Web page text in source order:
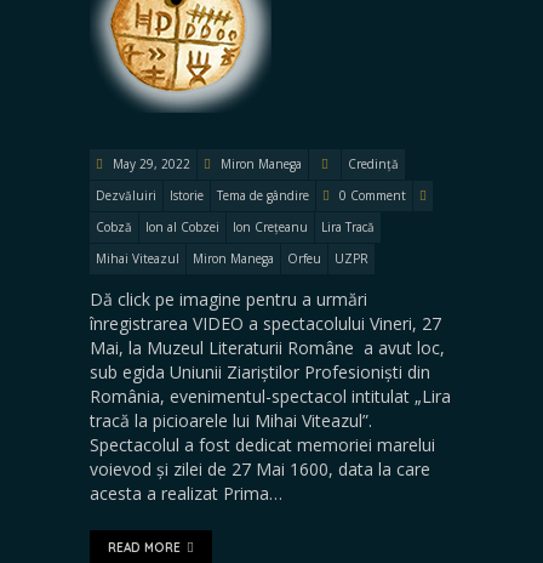
May 29, 2022 Miron Manega
Credință
Dezvăluiri
Istorie Tema de gândire
0 Comment
Cobză
Ion al Cobzei Ion Crețeanu
Lira Tracă
Mihai Viteazul
Miron Manega Orfeu UZPR
Dă click pe imagine pentru a urmări
înregistrarea VIDEO a spectacolului Vineri, 27
Mai, la Muzeul Literaturii Române a avut loc,
sub egida Uniunii Ziariștilor Profesioniști din
România, evenimentul-spectacol intitulat „Lira
tracă la picioarele lui Mihai Viteazul”.
Spectacolul a fost dedicat memoriei marelui
voievod și zilei de 27 Mai 1600, data la care
acesta a realizat Prima…
READ MORE